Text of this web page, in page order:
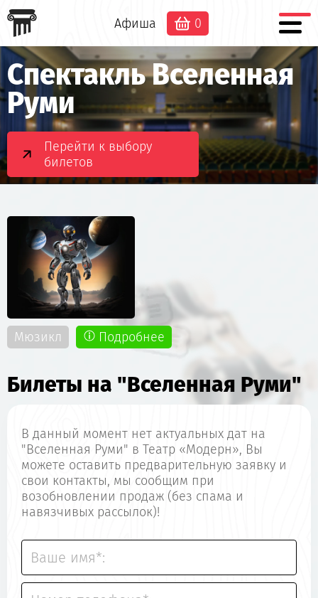
Афиша 0
Спектакль Вселенная
Руми
Перейти к выбору
билетов
Мюзикл Подробнее
Билеты на "Вселенная Руми"
В данный момент нет актуальных дат на
"Вселенная Руми" в Театр «Модерн», Вы
можете оставить предварительную заявку и
свои контакты, мы сообщим при
возобновлении продаж (без спама и
навязчивых рассылок)!
Ваше имя*: